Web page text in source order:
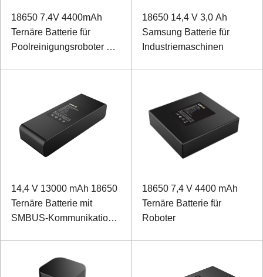
18650 7.4V 4400mAh
Ternäre Batterie für
Poolreinigungsroboter mit
18650 14,4 V 3,0 Ah
Samsung Batterie für
Industriemaschinen
14,4 V 13000 mAh 18650
Ternäre Batterie mit
SMBUS-Kommunikation
18650 7,4 V 4400 mAh
Ternäre Batterie für
Roboter